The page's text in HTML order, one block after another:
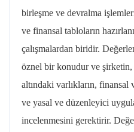
birleşme ve devralma
ve finansal tabloların
çalışmalardan biridir.
öznel bir konudur ve şirketin,
altındaki varlıkların,
ve yasal ve düzenleyici
incelenmesini gerektirir.